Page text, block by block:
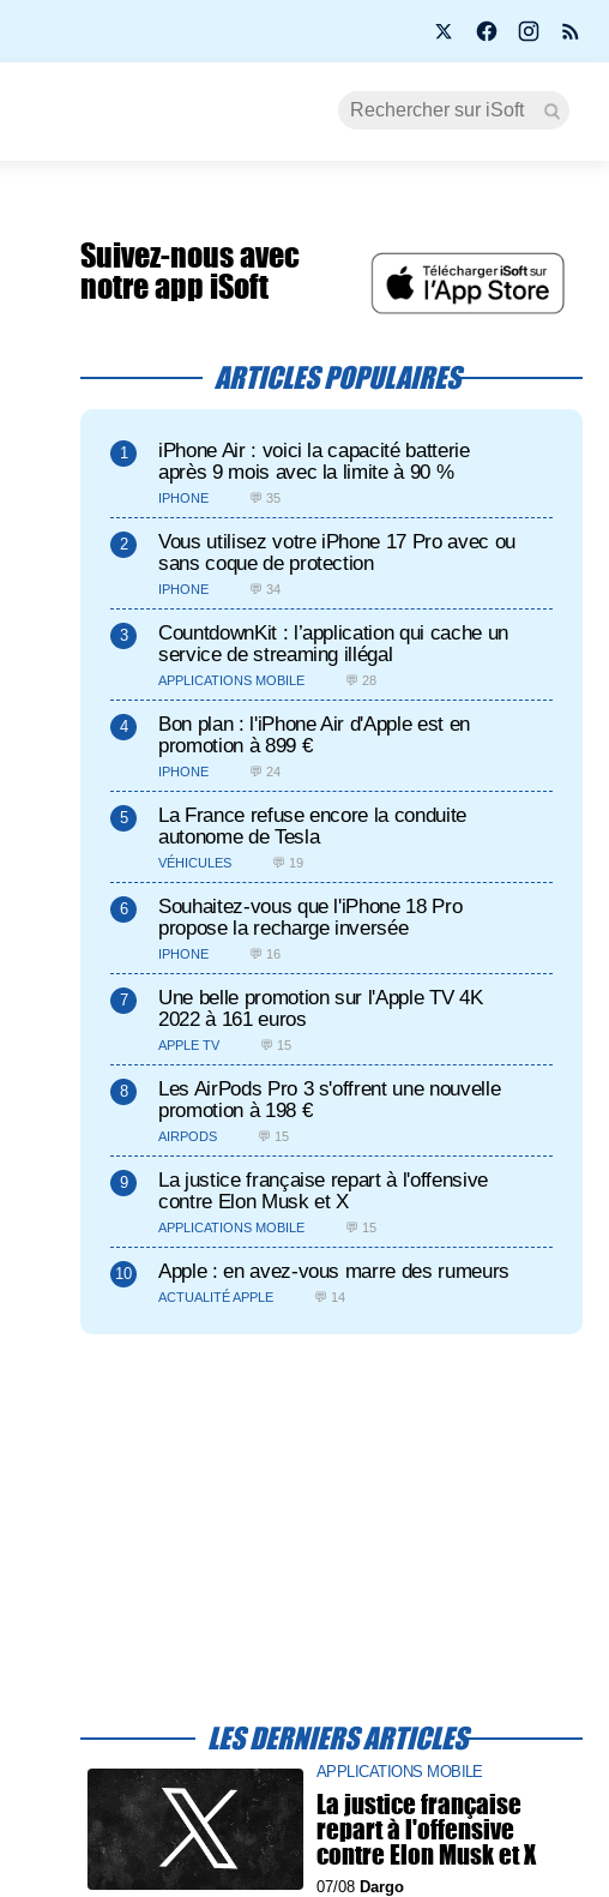
Suivez-nous avec
notre app iSoft
ARTICLES POPULAIRES
iPhone Air : voici la capacité batterie
après 9 mois avec la limite à 90 %
IPHONE 💬 35
Vous utilisez votre iPhone 17 Pro avec ou
sans coque de protection
IPHONE 💬 34
CountdownKit : l’application qui cache un
service de streaming illégal
APPLICATIONS MOBILE 💬 28
Bon plan : l'iPhone Air d'Apple est en
promotion à 899 €
IPHONE 💬 24
La France refuse encore la conduite
autonome de Tesla
VÉHICULES 💬 19
Souhaitez-vous que l'iPhone 18 Pro
propose la recharge inversée
IPHONE 💬 16
Une belle promotion sur l'Apple TV 4K
2022 à 161 euros
APPLE TV 💬 15
Les AirPods Pro 3 s'offrent une nouvelle
promotion à 198 €
AIRPODS 💬 15
La justice française repart à l'offensive
contre Elon Musk et X
APPLICATIONS MOBILE 💬 15
Apple : en avez-vous marre des rumeurs
ACTUALITÉ APPLE 💬 14
LES DERNIERS ARTICLES
APPLICATIONS MOBILE
La justice française
repart à l'offensive
contre Elon Musk et X
07/08 Dargo